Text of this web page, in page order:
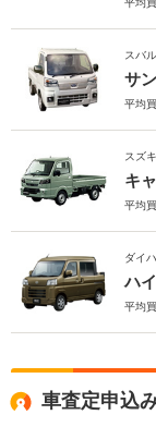
平均
スバル
サ
平均
スズキ
キ
平均
ダイ
ハ
平均
車査定申込